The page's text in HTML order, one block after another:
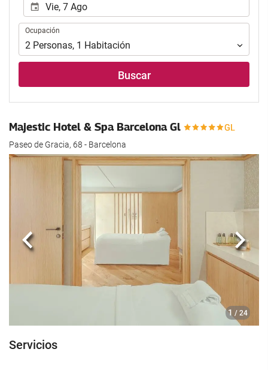
que
realizar
búsqueda
de
inicio
fin
para
realizar
Ocupación
Ocupación
2 Personas, 1 Habitación
Buscar
Majestic Hotel & Spa Barcelona Gl
Paseo de Gracia, 68 - Barcelona
1 / 24
Anterior
Servicios